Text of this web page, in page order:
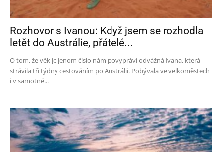
Rozhovor s Ivanou: Když jsem se rozhodla
letět do Austrálie, přátelé...
O tom, že věk je jenom číslo nám povypráví odvážná Ivana, která
strávila tři týdny cestováním po Austrálii. Pobývala ve velkoměstech
i v samotné...